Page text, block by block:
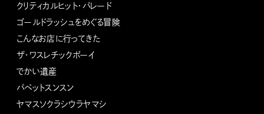
クリティカルヒット・パレード
ゴールドラッシュをめぐる冒険
こんなお店に行ってきた
ザ・ワスレチックボーイ
でかい遺産
パペットスンスン
ヤマスソクラシウラヤマシ